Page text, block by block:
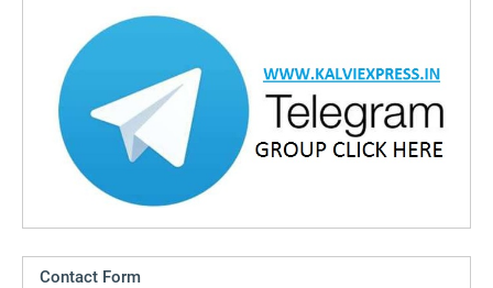
Contact Form